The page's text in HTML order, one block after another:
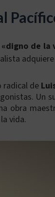
«digno de la
radical de
Un
obra
vida.